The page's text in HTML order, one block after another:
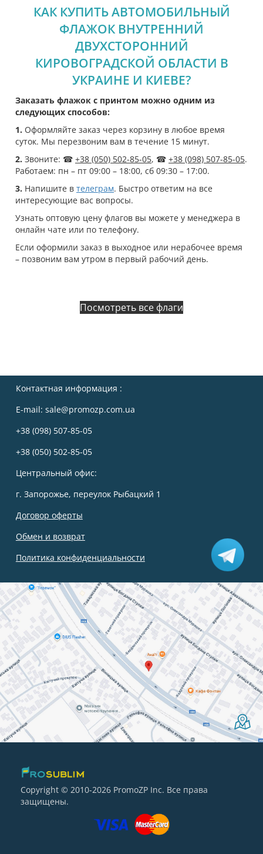
КАК КУПИТЬ АВТОМОБИЛЬНЫЙ
ФЛАЖОК ВНУТРЕННИЙ
ДВУХСТОРОННИЙ
КИРОВОГРАДСКОЙ ОБЛАСТИ В
УКРАИНЕ И КИЕВЕ?
Заказать флажок с принтом можно одним из
следующих способов:
1. Оформляйте заказ через корзину в любое время
суток. Мы перезвоним вам в течение 15 минут.
2. Звоните: ☎ +38 (050) 502-85-05, ☎ +38 (098) 507-85-05.
Работаем: пн – пт 09:00 – 18:00, сб 09:30 – 17:00.
3. Напишите в телеграм. Быстро ответим на все
интересующие вас вопросы.
Узнать оптовую цену флагов вы можете у менеджера в
онлайн чате или по телефону.
Если оформили заказ в выходное или нерабочее время
– позвоним вам утром в первый рабочий день.
Посмотреть все флаги
Контактная информация :
E-mail: sale@promozp.com.ua
+38 (098) 507-85-05
+38 (050) 502-85-05
Центральный офис:
г. Запорожье, переулок Рыбацкий 1
Договор оферты
Обмен и возврат
Политика конфиденциальности
Copyright © 2010-2026 PromoZP Inc. Все права
защищены.